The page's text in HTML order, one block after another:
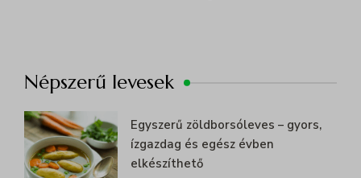
Népszerű levesek
Egyszerű zöldborsóleves – gyors,
ízgazdag és egész évben
elkészíthető